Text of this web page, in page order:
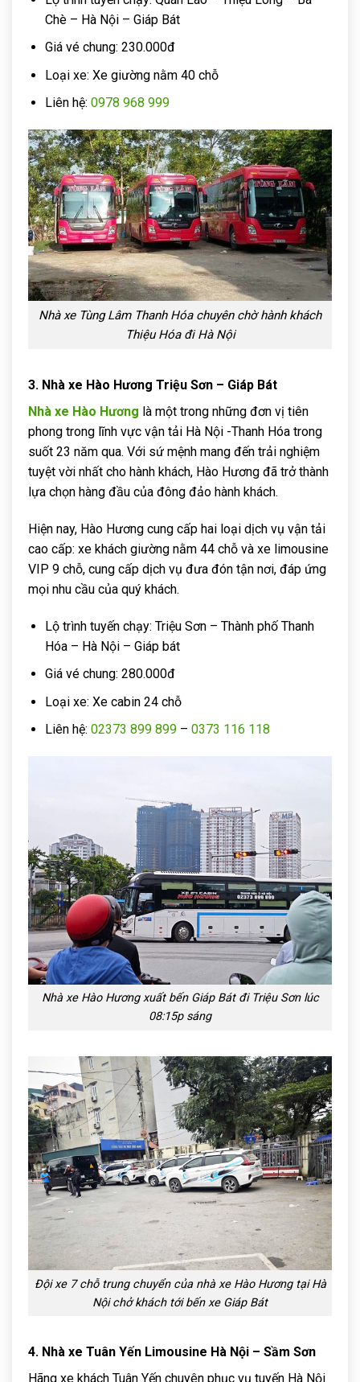
Chè – Hà Nội – Giáp Bát
Giá vé chung: 230.000đ
Loại xe: Xe giường nằm 40 chỗ
Liên hệ: 0978 968 999
Nhà xe Tùng Lâm Thanh Hóa chuyên chờ hành khách
Thiệu Hóa đi Hà Nội
3. Nhà xe Hào Hương Triệu Sơn – Giáp Bát
Nhà xe Hào Hương là một trong những đơn vị tiên
phong trong lĩnh vực vận tải Hà Nội -Thanh Hóa trong
suốt 23 năm qua. Với sứ mệnh mang đến trải nghiệm
tuyệt vời nhất cho hành khách, Hào Hương đã trở thành
lựa chọn hàng đầu của đông đảo hành khách.
Hiện nay, Hào Hương cung cấp hai loại dịch vụ vận tải
cao cấp: xe khách giường nằm 44 chỗ và xe limousine
VIP 9 chỗ, cung cấp dịch vụ đưa đón tận nơi, đáp ứng
mọi nhu cầu của quý khách.
Lộ trình tuyến chạy: Triệu Sơn – Thành phố Thanh
Hóa – Hà Nội – Giáp bát
Giá vé chung: 280.000đ
Loại xe: Xe cabin 24 chỗ
Liên hệ: 02373 899 899– 0373 116 118
Nhà xe Hào Hương xuất bến Giáp Bát đi Triệu Sơn lúc
08:15p sáng
Đội xe 7 chỗ trung chuyển của nhà xe Hào Hương tại Hà
Nội chở khách tới bến xe Giáp Bát
4. Nhà xe Tuân Yến Limousine Hà Nội – Sầm Sơn
Hãng xe khách Tuân Yến chuyên phục vụ tuyến Hà Nội